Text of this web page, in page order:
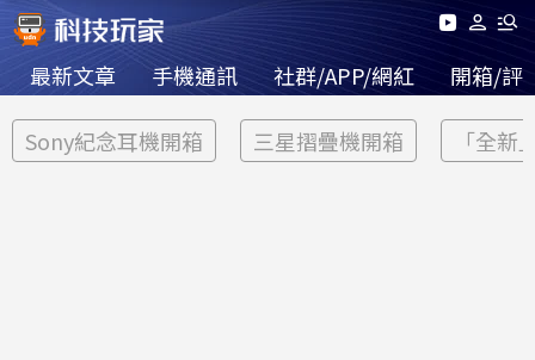
最新文章 手機通訊 社群/APP/網紅 開箱/評
Sony紀念耳機開箱 三星摺疊機開箱 「全新